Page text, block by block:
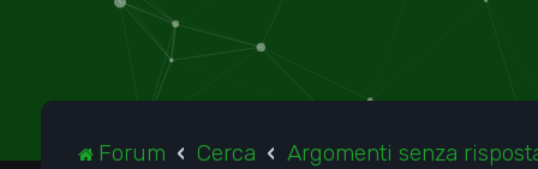
Forum Cerca Argomenti senza